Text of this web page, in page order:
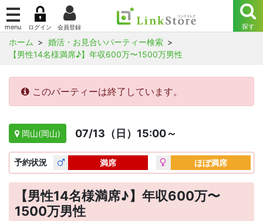
ホーム
婚活・お見合いパーティー検索
【男性14名様満席♪】年収600万〜1500万男性
このパーティーは終了しています。
岡山(岡山) 07/13（日）15:00～
予約状況 満席 ほぼ満席
【男性14名様満席♪】年収600万〜
1500万男性